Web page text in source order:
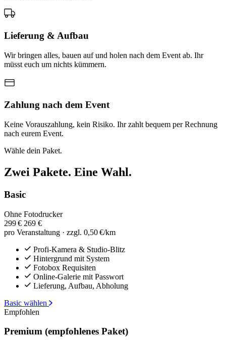
Lieferung & Aufbau
Wir bringen alles, bauen auf und holen nach dem Event ab. Ihr
müsst euch um nichts kümmern.
Zahlung nach dem Event
Keine Vorauszahlung, kein Risiko. Ihr zahlt bequem per Rechnung
nach eurem Event.
Wähle dein Paket.
Zwei Pakete. Eine Wahl.
Basic
Ohne Fotodrucker
299 € 269 €
pro Veranstaltung · zzgl. 0,50 €/km
Profi-Kamera & Studio-Blitz
Hintergrund mit System
Fotobox Requisiten
Online-Galerie mit Passwort
Lieferung, Aufbau, Abholung
Basic wählen
Empfohlen
Premium (empfohlenes Paket)